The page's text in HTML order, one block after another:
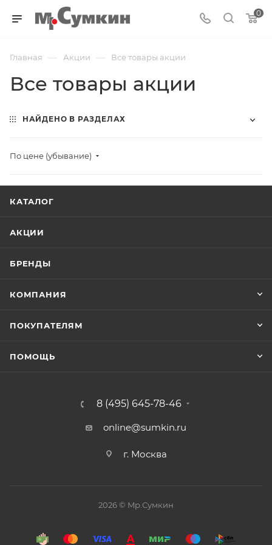
0
Главная — Акции — Все товары акции
Все товары акции
НАЙДЕНО В РАЗДЕЛАХ
По цене (убывание)
КАТАЛОГ
АКЦИИ
БРЕНДЫ
КОМПАНИЯ
ПОКУПАТЕЛЯМ
ПОМОЩЬ
8 (495) 645-78-46
online@sumkin.ru
г. Москва
2026 © Mр.Сумкин